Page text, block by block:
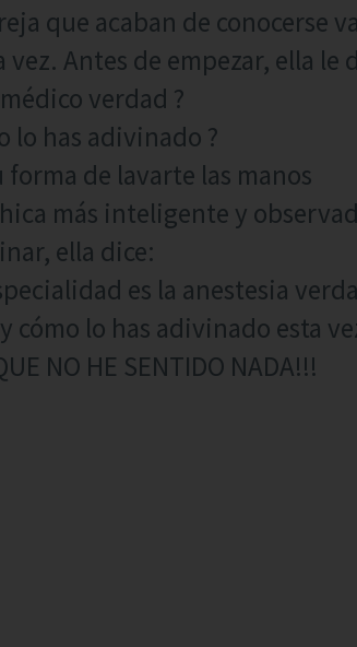
que acaban de conocerse
vez. Antes de empezar, ella le
verdad ?
lo has adivinado ?
forma de lavarte las manos
más inteligente y
ella dice:
es la anestesia
cómo lo has adivinado esta
NO HE SENTIDO NADA!!!